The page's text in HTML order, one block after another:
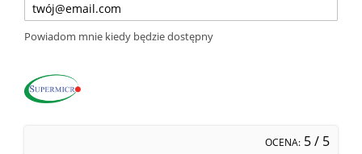
Powiadom mnie kiedy będzie dostępny
OCENA: 5/ 5